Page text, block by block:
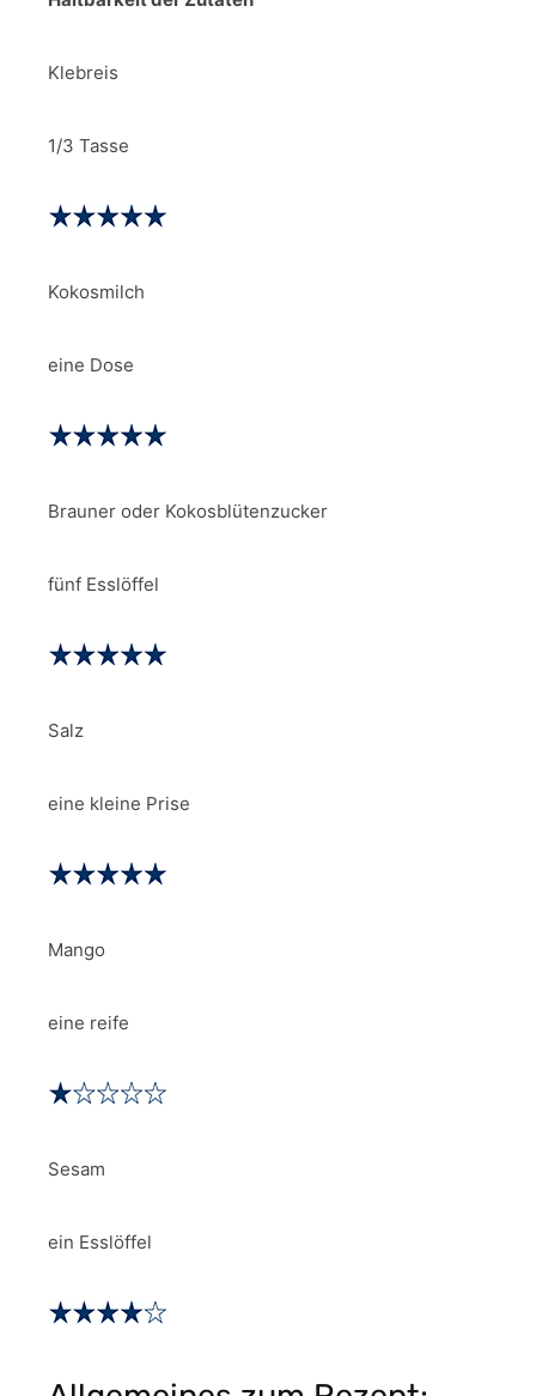
Klebreis
1/3 Tasse
Kokosmilch
eine Dose
Brauner oder Kokosblütenzucker
fünf Esslöffel
Salz
eine kleine Prise
Mango
eine reife
Sesam
ein Esslöffel